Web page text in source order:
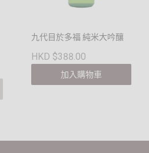
九代目於多福 純米大吟釀
HKD $388.00
加入購物車